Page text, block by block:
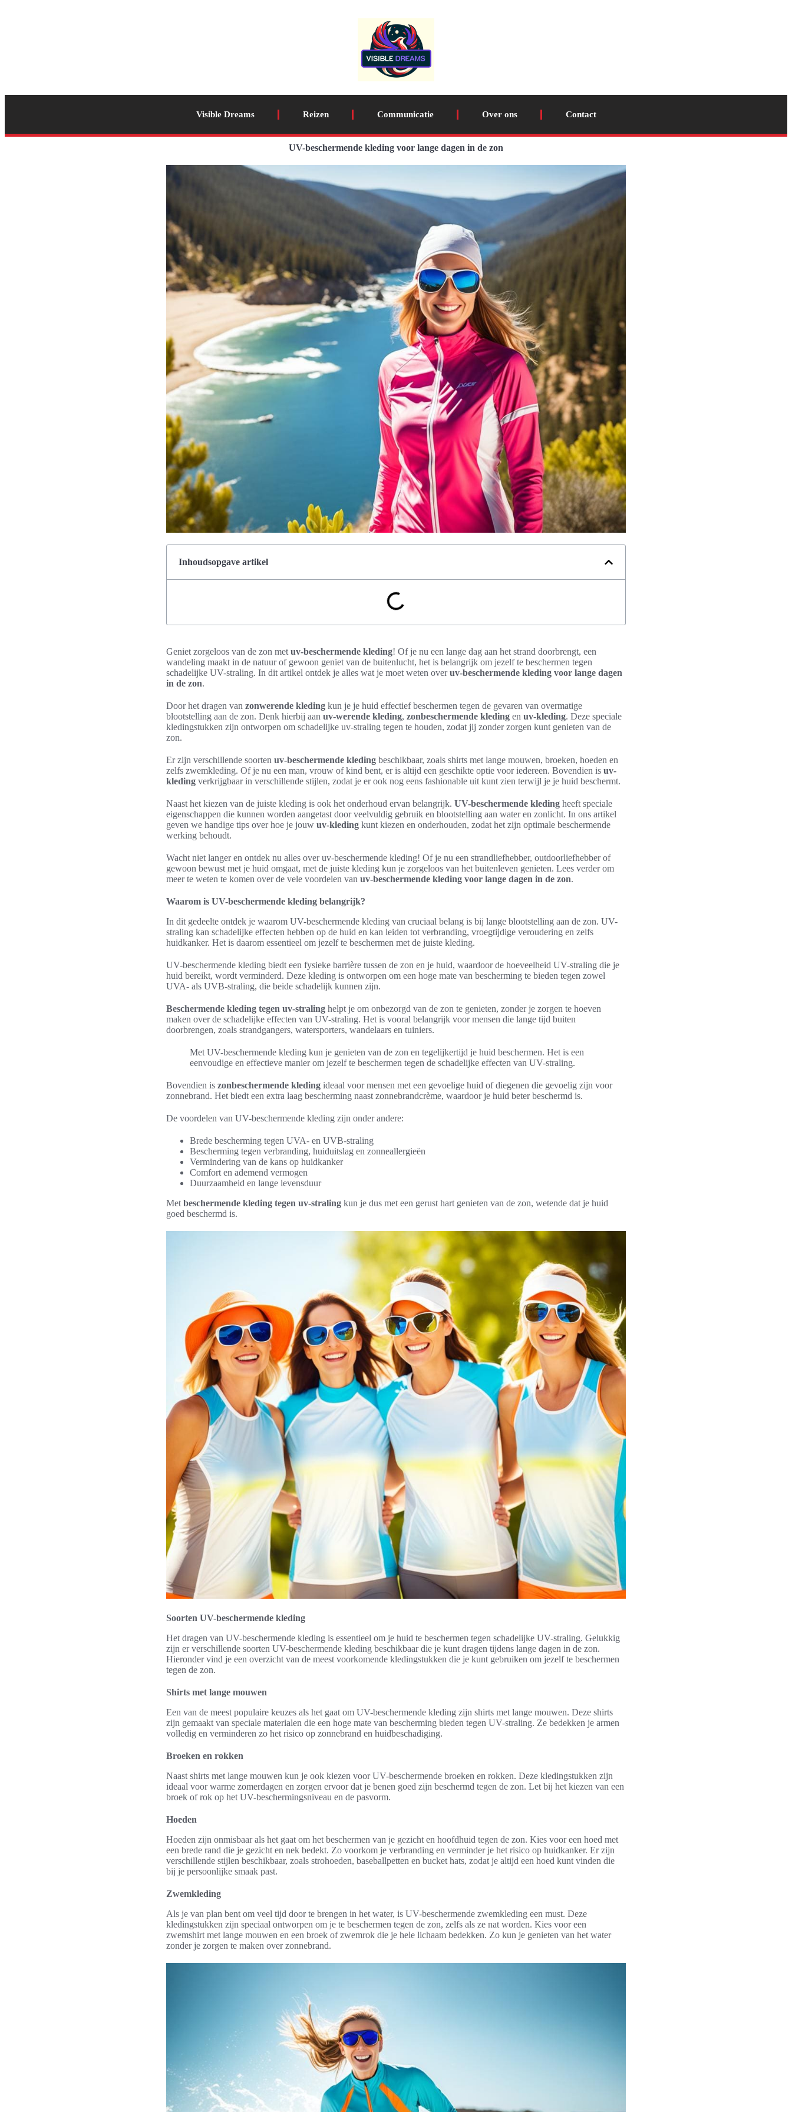
Visible Dreams Reizen Communicatie Over ons Contact
UV-beschermende kleding voor lange dagen in de zon
Inhoudsopgave artikel
Geniet zorgeloos van de zon met uv-beschermende kleding! Of je nu een lange dag aan het strand doorbrengt, een
wandeling maakt in de natuur of gewoon geniet van de buitenlucht, het is belangrijk om jezelf te beschermen tegen
schadelijke UV-straling. In dit artikel ontdek je alles wat je moet weten overuv-beschermende kleding voor lange dagen
in de zon.
Door het dragen van zonwerende kleding kun je je huid effectief beschermen tegen de gevaren van overmatige
blootstelling aan de zon. Denk hierbij aan uv-werende kleding, zonbeschermende kleding en uv-kleding. Deze speciale
kledingstukken zijn ontworpen om schadelijke uv-straling tegen te houden, zodat jij zonder zorgen kunt genieten van de
zon.
Er zijn verschillende soorten uv-beschermende kleding beschikbaar, zoals shirts met lange mouwen, broeken, hoeden en
zelfs zwemkleding. Of je nu een man, vrouw of kind bent, er is altijd een geschikte optie voor iedereen. Bovendien is uv-
kleding verkrijgbaar in verschillende stijlen, zodat je er ook nog eens fashionable uit kunt zien terwijl je je huid beschermt.
Naast het kiezen van de juiste kleding is ook het onderhoud ervan belangrijk. UV-beschermende kleding heeft speciale
eigenschappen die kunnen worden aangetast door veelvuldig gebruik en blootstelling aan water en zonlicht. In ons artikel
geven we handige tips over hoe je jouw uv-kleding kunt kiezen en onderhouden, zodat het zijn optimale beschermende
werking behoudt.
Wacht niet langer en ontdek nu alles over uv-beschermende kleding! Of je nu een strandliefhebber, outdoorliefhebber of
gewoon bewust met je huid omgaat, met de juiste kleding kun je zorgeloos van het buitenleven genieten. Lees verder om
meer te weten te komen over de vele voordelen van uv-beschermende kleding voor lange dagen in de zon.
Waarom is UV-beschermende kleding belangrijk?
In dit gedeelte ontdek je waarom UV-beschermende kleding van cruciaal belang is bij lange blootstelling aan de zon. UV-
straling kan schadelijke effecten hebben op de huid en kan leiden tot verbranding, vroegtijdige veroudering en zelfs
huidkanker. Het is daarom essentieel om jezelf te beschermen met de juiste kleding.
UV-beschermende kleding biedt een fysieke barrière tussen de zon en je huid, waardoor de hoeveelheid UV-straling die je
huid bereikt, wordt verminderd. Deze kleding is ontworpen om een hoge mate van bescherming te bieden tegen zowel
UVA- als UVB-straling, die beide schadelijk kunnen zijn.
Beschermende kleding tegen uv-straling helpt je om onbezorgd van de zon te genieten, zonder je zorgen te hoeven
maken over de schadelijke effecten van UV-straling. Het is vooral belangrijk voor mensen die lange tijd buiten
doorbrengen, zoals strandgangers, watersporters, wandelaars en tuiniers.
Met UV-beschermende kleding kun je genieten van de zon en tegelijkertijd je huid beschermen. Het is een
eenvoudige en effectieve manier om jezelf te beschermen tegen de schadelijke effecten van UV-straling.
Bovendien is zonbeschermende kleding ideaal voor mensen met een gevoelige huid of diegenen die gevoelig zijn voor
zonnebrand. Het biedt een extra laag bescherming naast zonnebrandcrème, waardoor je huid beter beschermd is.
De voordelen van UV-beschermende kleding zijn onder andere:
Brede bescherming tegen UVA- en UVB-straling
Bescherming tegen verbranding, huiduitslag en zonneallergieën
Vermindering van de kans op huidkanker
Comfort en ademend vermogen
Duurzaamheid en lange levensduur
Met beschermende kleding tegen uv-straling kun je dus met een gerust hart genieten van de zon, wetende dat je huid
goed beschermd is.
Soorten UV-beschermende kleding
Het dragen van UV-beschermende kleding is essentieel om je huid te beschermen tegen schadelijke UV-straling. Gelukkig
zijn er verschillende soorten UV-beschermende kleding beschikbaar die je kunt dragen tijdens lange dagen in de zon.
Hieronder vind je een overzicht van de meest voorkomende kledingstukken die je kunt gebruiken om jezelf te beschermen
tegen de zon.
Shirts met lange mouwen
Een van de meest populaire keuzes als het gaat om UV-beschermende kleding zijn shirts met lange mouwen. Deze shirts
zijn gemaakt van speciale materialen die een hoge mate van bescherming bieden tegen UV-straling. Ze bedekken je armen
volledig en verminderen zo het risico op zonnebrand en huidbeschadiging.
Broeken en rokken
Naast shirts met lange mouwen kun je ook kiezen voor UV-beschermende broeken en rokken. Deze kledingstukken zijn
ideaal voor warme zomerdagen en zorgen ervoor dat je benen goed zijn beschermd tegen de zon. Let bij het kiezen van een
broek of rok op het UV-beschermingsniveau en de pasvorm.
Hoeden
Hoeden zijn onmisbaar als het gaat om het beschermen van je gezicht en hoofdhuid tegen de zon. Kies voor een hoed met
een brede rand die je gezicht en nek bedekt. Zo voorkom je verbranding en verminder je het risico op huidkanker. Er zijn
verschillende stijlen beschikbaar, zoals strohoeden, baseballpetten en bucket hats, zodat je altijd een hoed kunt vinden die
bij je persoonlijke smaak past.
Zwemkleding
Als je van plan bent om veel tijd door te brengen in het water, is UV-beschermende zwemkleding een must. Deze
kledingstukken zijn speciaal ontworpen om je te beschermen tegen de zon, zelfs als ze nat worden. Kies voor een
zwemshirt met lange mouwen en een broek of zwemrok die je hele lichaam bedekken. Zo kun je genieten van het water
zonder je zorgen te maken over zonnebrand.